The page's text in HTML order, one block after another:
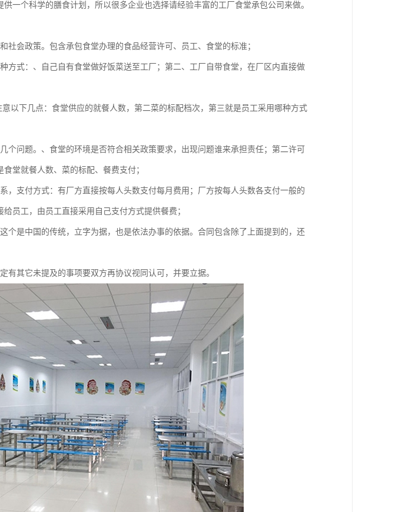
一个科学的膳食计划，所以很多企业也选择请经验丰富的工厂食堂承包公司来做。
社会政策。包含承包食堂办理的食品经营许可、员工、食堂的标准；
方式：、自己自有食堂做好饭菜送至工厂；第二、工厂自带食堂，在厂区内直接做
以下几点：食堂供应的就餐人数，第二菜的标配档次，第三就是员工采用哪种方式
个问题。、食堂的环境是否符合相关政策要求，出现问题谁来承担责任；第二许可
堂就餐人数、菜的标配、餐费支付；
，支付方式：有厂方直接按每人头数支付每月费用；厂方按每人头数各支付一般的
员工，由员工直接采用自己支付方式提供餐费；
个是中国的传统，立字为据，也是依法办事的依据。合同包含除了上面提到的，还
有其它未提及的事项要双方再协议视同认可，并要立据。